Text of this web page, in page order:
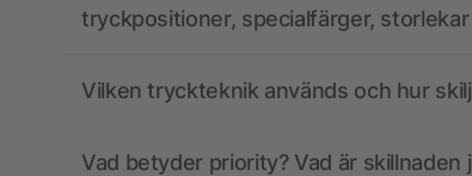
tryckpositioner, specialfärger,
Vilken tryckteknik används och hur
Vad betyder priority? Vad är skillnaden